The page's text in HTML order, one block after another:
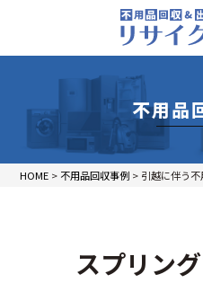
不用品
HOME > 不用品回収事例 > 引越に伴う
スプリン